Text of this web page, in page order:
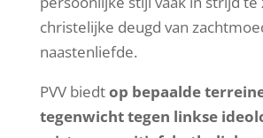
christelijke deugd van
naastenliefde.
PVV biedtop bepaalde
tegenwicht tegen linkse